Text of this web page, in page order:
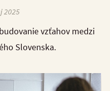
2025
vzťahov medzi
Slovenska.